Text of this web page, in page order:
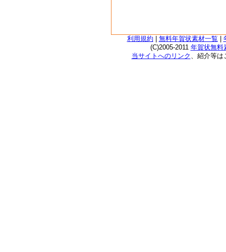
利用規約 無料年賀状素材一覧
(C)2005-2011 年賀状無料
当サイトへのリンク 、紹介等は